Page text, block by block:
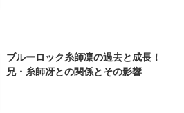
ブルーロック糸師凛の過去と成長！
兄・糸師冴との関係とその影響